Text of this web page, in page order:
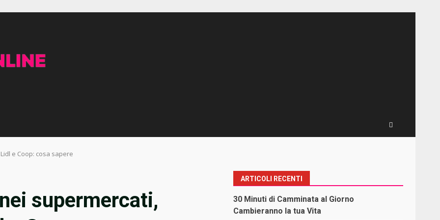
e Coop: cosa sapere
supermercati,
ARTICOLI RECENTI
30 Minuti di Camminata al Giorno
Cambieranno la tua Vita